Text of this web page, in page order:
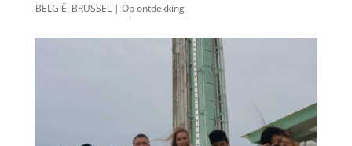
BELGIË, BRUSSEL | Op ontdekking